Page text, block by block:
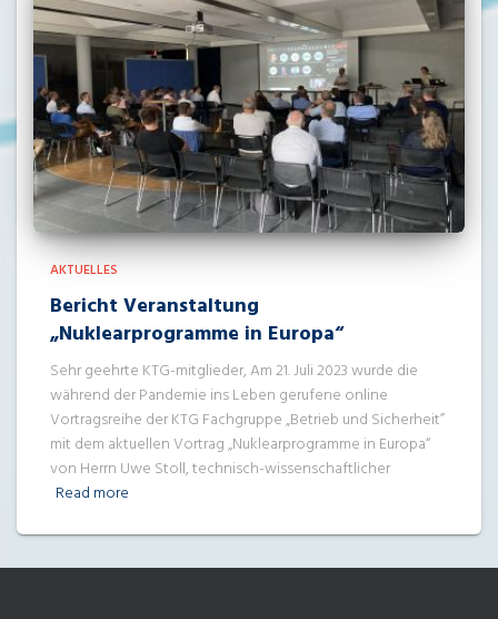
AKTUELLES
Bericht Veranstaltung
„Nuklearprogramme in Europa“
Sehr geehrte KTG-mitglieder, Am 21. Juli 2023 wurde die
während der Pandemie ins Leben gerufene online
Vortragsreihe der KTG Fachgruppe „Betrieb und Sicherheit”
mit dem aktuellen Vortrag „Nuklearprogramme in Europa“
von Herrn Uwe Stoll, technisch-wissenschaftlicher
Read more